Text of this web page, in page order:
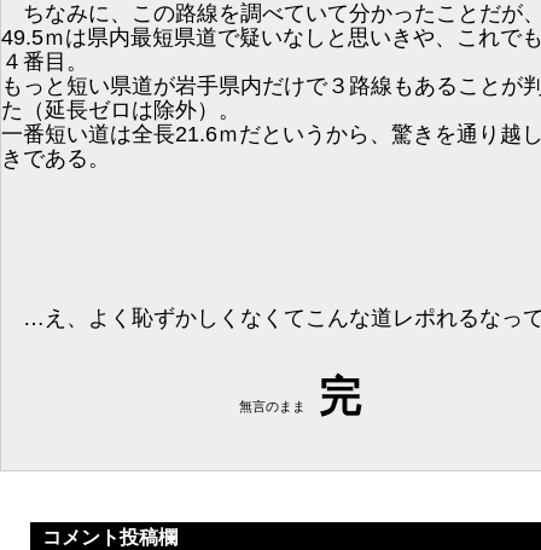
ちなみに、この路線を調べていて分かったことだが
49.5ｍは県内最短県道で疑いなしと思いきや、これで
４番目。
もっと短い県道が岩手県内だけで３路線もあることが
た（延長ゼロは除外）。
一番短い道は全長21.6ｍだというから、驚きを通り越
きである。
…え、よく恥ずかしくなくてこんな道レポれるなっ
無言のまま 完
コメント投稿欄